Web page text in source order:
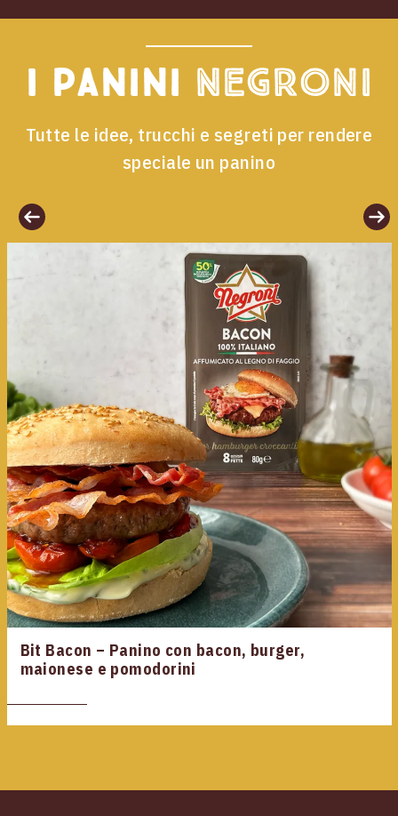
I panini Negroni
Tutte le idee, trucchi e segreti per rendere
speciale un panino
Bit Bacon – Panino con bacon, burger,
maionese e pomodorini